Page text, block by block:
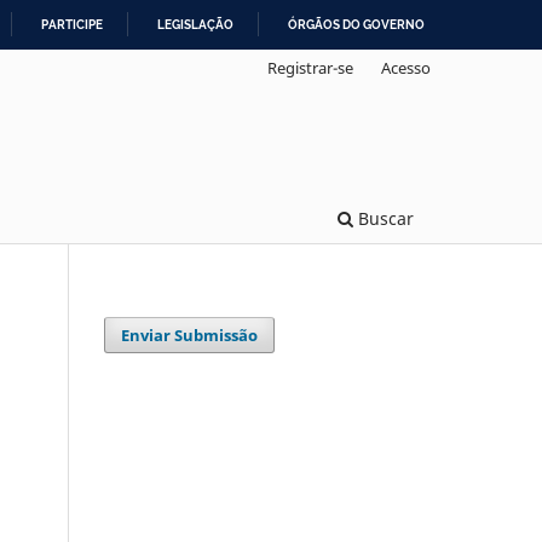
PARTICIPE LEGISLAÇÃO ÓRGÃOS DO GOVERNO
Buscar
Registrar-se Acesso
Enviar Submissão